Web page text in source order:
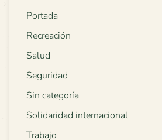
Portada
Recreación
Salud
Seguridad
Sin categoría
Solidaridad internacional
Trabajo